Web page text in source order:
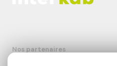
Nos partenaires